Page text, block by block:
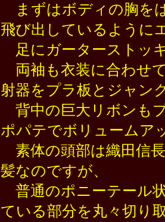
まずはボディの胸を
飛び出しているように
足にガーターストッ
両袖も衣装に合わせ
射器をプラ板とジャン
背中の巨大リボンも
ポパテでボリュームア
素体の頭部は織田信
髪なのですが、
普通のポニーテール
ている部分を丸々切り